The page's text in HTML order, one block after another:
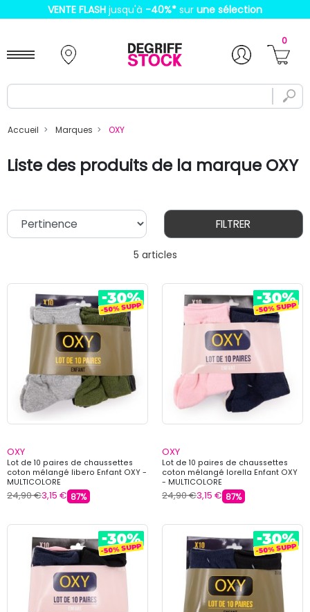
VENTE FLASH jusqu'à -40%* sur une sélection
0
Accueil Marques OXY
Liste des produits de la marque OXY
5 articles
FILTRER
OXY
Lot de 10 paires de chaussettes
coton mélangé libero Enfant OXY -
MULTICOLORE
24,90 €3,15 € 87%
OXY
Lot de 10 paires de chaussettes
coton mélangé lorella Enfant OXY
- MULTICOLORE
24,90 €3,15 € 87%